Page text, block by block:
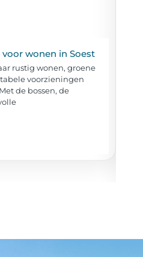
wonen in Soest
rustig wonen, groene
voorzieningen
de bossen, de